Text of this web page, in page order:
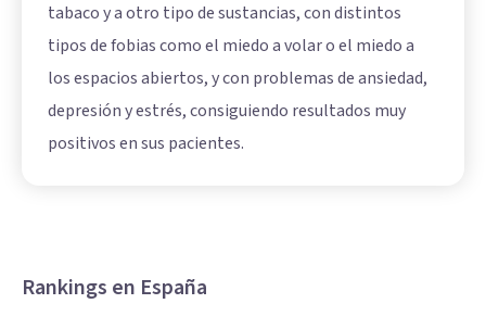
tabaco y a otro tipo de sustancias, con distintos
tipos de fobias como el miedo a volar o el miedo a
los espacios abiertos, y con problemas de ansiedad,
depresión y estrés, consiguiendo resultados muy
positivos en sus pacientes.
Rankings en España